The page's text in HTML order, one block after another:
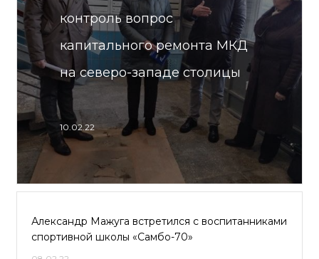
контроль вопрос
капитального ремонта МКД
на северо-западе столицы
10.02.22
Александр Мажуга встретился с воспитанниками
спортивной школы «Самбо-70»